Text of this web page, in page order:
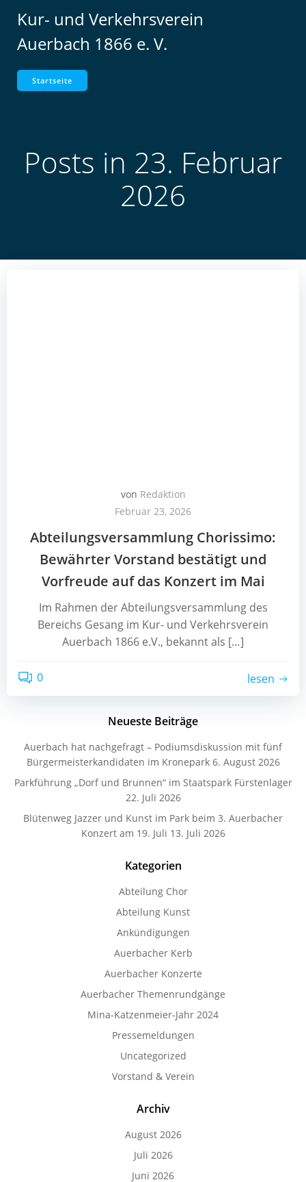
Inhalt
springen
Kur- und Verkehrsverein
Auerbach 1866 e. V.
Startseite
Posts in 23. Februar
2026
von Redaktion
Februar 23, 2026
Abteilungsversammlung Chorissimo:
Bewährter Vorstand bestätigt und
Vorfreude auf das Konzert im Mai
Im Rahmen der Abteilungsversammlung des
Bereichs Gesang im Kur- und Verkehrsverein
Auerbach 1866 e.V., bekannt als […]
0 lesen
Neueste Beiträge
Auerbach hat nachgefragt – Podiumsdiskussion mit fünf
Bürgermeisterkandidaten im Kronepark 6. August 2026
Parkführung „Dorf und Brunnen“ im Staatspark Fürstenlager
22. Juli 2026
Blütenweg Jazzer und Kunst im Park beim 3. Auerbacher
Konzert am 19. Juli 13. Juli 2026
Kategorien
Abteilung Chor
Abteilung Kunst
Ankündigungen
Auerbacher Kerb
Auerbacher Konzerte
Auerbacher Themenrundgänge
Mina-Katzenmeier-Jahr 2024
Pressemeldungen
Uncategorized
Vorstand & Verein
Archiv
August 2026
Juli 2026
Juni 2026